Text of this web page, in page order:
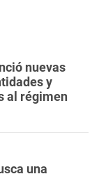
nuevas
y
al régimen
una